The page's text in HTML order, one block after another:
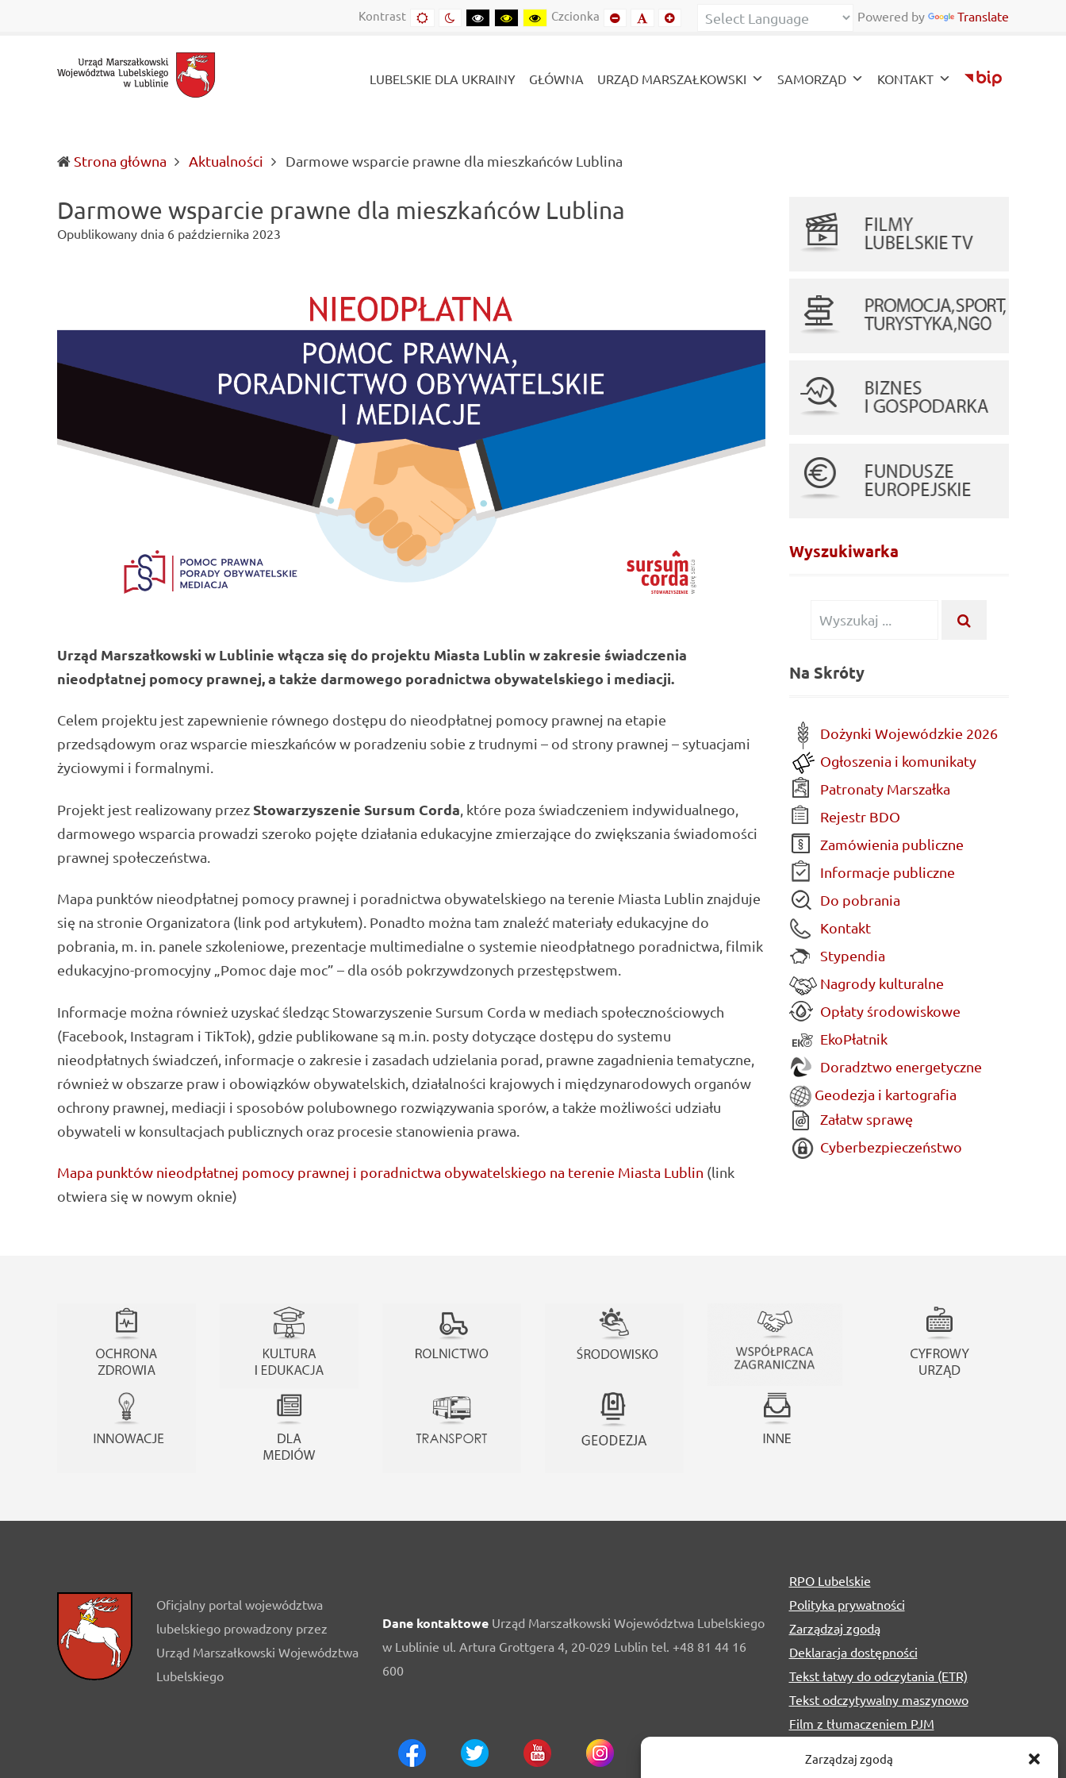
Zarządzaj zgodą
Województwa
Lubelskiego
wojewódzkich
Lubelszczyźnie
Powered by Translate
Kontrast Domyślny
kontrast
Kontrast
nocny
Kontrast
czarny-
Kontrast
czarny-
Kontrast
żółto-
Czcionka Mniejszy
font
Domyślny
font
Mniejszy
LUBELSKIE DLA UKRAINY GŁÓWNA URZĄD MARSZAŁKOWSKI SAMORZĄD KONTAKT
Strona główna Aktualności Darmowe wsparcie prawne dla mieszkańców Lublina
Darmowe wsparcie prawne dla mieszkańców Lublina
Opublikowany dnia 6 października 2023
Urząd Marszałkowski w Lublinie włącza się do projektu Miasta Lublin w zakresie świadczenia
nieodpłatnej pomocy prawnej, a także darmowego poradnictwa obywatelskiego i mediacji.
Celem projektu jest zapewnienie równego dostępu do nieodpłatnej pomocy prawnej na etapie
przedsądowym oraz wsparcie mieszkańców w poradzeniu sobie z trudnymi – od strony prawnej – sytuacjami
życiowymi i formalnymi.
Projekt jest realizowany przez Stowarzyszenie Sursum Corda , które poza świadczeniem indywidualnego,
darmowego wsparcia prowadzi szeroko pojęte działania edukacyjne zmierzające do zwiększania świadomości
prawnej społeczeństwa.
Mapa punktów nieodpłatnej pomocy prawnej i poradnictwa obywatelskiego na terenie Miasta Lublin znajduje
się na stronie Organizatora (link pod artykułem). Ponadto można tam znaleźć materiały edukacyjne do
pobrania, m. in. panele szkoleniowe, prezentacje multimedialne o systemie nieodpłatnego poradnictwa, filmik
edukacyjno-promocyjny „Pomoc daje moc” – dla osób pokrzywdzonych przestępstwem.
Informacje można również uzyskać śledząc Stowarzyszenie Sursum Corda w mediach społecznościowych
(Facebook, Instagram i TikTok), gdzie publikowane są m.in. posty dotyczące dostępu do systemu
nieodpłatnych świadczeń, informacje o zakresie i zasadach udzielania porad, prawne zagadnienia tematyczne,
również w obszarze praw i obowiązków obywatelskich, działalności krajowych i międzynarodowych organów
ochrony prawnej, mediacji i sposobów polubownego rozwiązywania sporów, a także możliwości udziału
obywateli w konsultacjach publicznych oraz procesie stanowienia prawa.
Mapa punktów nieodpłatnej pomocy prawnej i poradnictwa obywatelskiego na terenie Miasta Lublin (link
otwiera się w nowym oknie)
Wyszukiwarka
Wyszukiwanie
Na Skróty
Dożynki Wojewódzkie 2026
Ogłoszenia i komunikaty
Patronaty Marszałka
Rejestr BDO
Zamówienia publiczne
Informacje publiczne
Do pobrania
Kontakt
Stypendia
Nagrody kulturalne
Opłaty środowiskowe
EkoPłatnik
Doradztwo energetyczne
Geodezja i kartografia
Załatw sprawę
Cyberbezpieczeństwo
Oficjalny portal województwa
lubelskiego prowadzony przez
Urząd Marszałkowski Województwa
Lubelskiego
Dane kontaktowe Urząd Marszałkowski Województwa Lubelskiego
w Lublinie ul. Artura Grottgera 4, 20-029 Lublin tel. +48 81 44 16
600
RPO Lubelskie
Polityka prywatności
Zarządzaj zgodą
Deklaracja dostępności
Tekst łatwy do odczytania (ETR)
Tekst odczytywalny maszynowo
Film z tłumaczeniem PJM